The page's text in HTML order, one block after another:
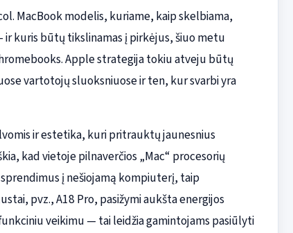
MacBook modelis, kuriame, kaip skelbiama,
ir kuris būtų tikslinamas į pirkėjus, šiuo metu
Apple strategija tokiu atveju būtų
vartotojų sluoksniuose ir ten, kur svarbi yra
ir estetika, kuri pritrauktų jaunesnius
kad vietoje pilnaverčios „Mac“ procesorių
sprendimus į nešiojamą kompiuterį, taip
pvz., A18 Pro, pasižymi aukšta energijos
veikimu — tai leidžia gamintojams pasiūlyti